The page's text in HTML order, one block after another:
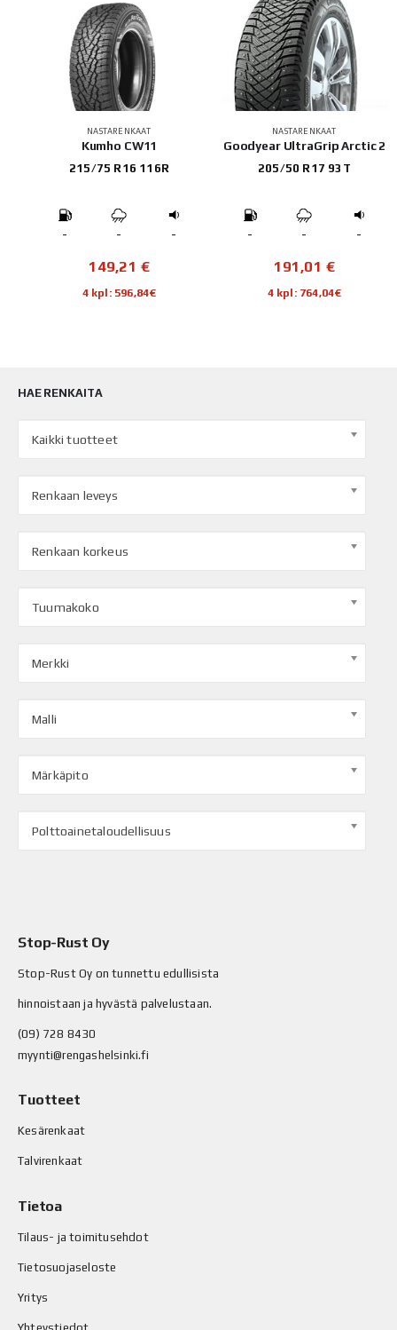
NASTARENKAAT
Kumho CW11
215/75 R16 116R
- - -
149,21€
4 kpl: 596,84€
NASTARENKAAT
Goodyear UltraGrip Arctic 2
205/50 R17 93T
- - -
191,01€
4 kpl: 764,04€
HAE RENKAITA
Kaikki tuotteet
Renkaan leveys
Renkaan korkeus
Tuumakoko
Merkki
Malli
Märkäpito
Polttoainetaloudellisuus
Stop-Rust Oy
Stop-Rust Oy on tunnettu edullisista
hinnoistaan ja hyvästä palvelustaan.
(09) 728 8430
myynti@rengashelsinki.fi
Tuotteet
Kesärenkaat
Talvirenkaat
Tietoa
Tilaus- ja toimitusehdot
Tietosuojaseloste
Yritys